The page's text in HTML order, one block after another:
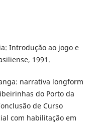
Introdução ao jogo e
1991.
narrativa longform
do Porto da
de Curso
com habilitação em